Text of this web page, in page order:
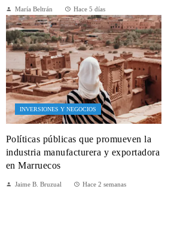
María Beltrán Hace 5 días
INVERSIONES Y NEGOCIOS
Políticas públicas que promueven la
industria manufacturera y exportadora
en Marruecos
Jaime B. Bruzual Hace 2 semanas